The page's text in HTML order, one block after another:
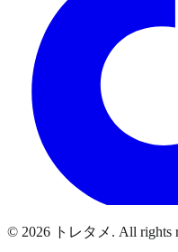
© 2026 トレタメ. All rights